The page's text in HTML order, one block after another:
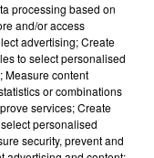
processing based on
and/or access
advertising; Create
to select personalised
Measure content
or combinations
services; Create
personalised
security, prevent and